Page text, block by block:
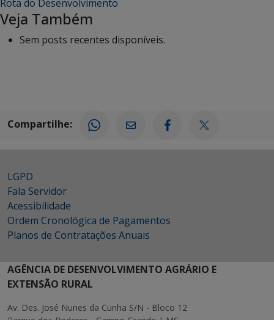
Rota do Desenvolvimento
Veja Também
Sem posts recentes disponíveis.
Compartilhe:
LGPD
Fala Servidor
Acessibilidade
Ordem Cronológica de Pagamentos
Planos de Contratações Anuais
AGÊNCIA DE DESENVOLVIMENTO AGRÁRIO E
EXTENSÃO RURAL
Av. Des. José Nunes da Cunha S/N - Bloco 12